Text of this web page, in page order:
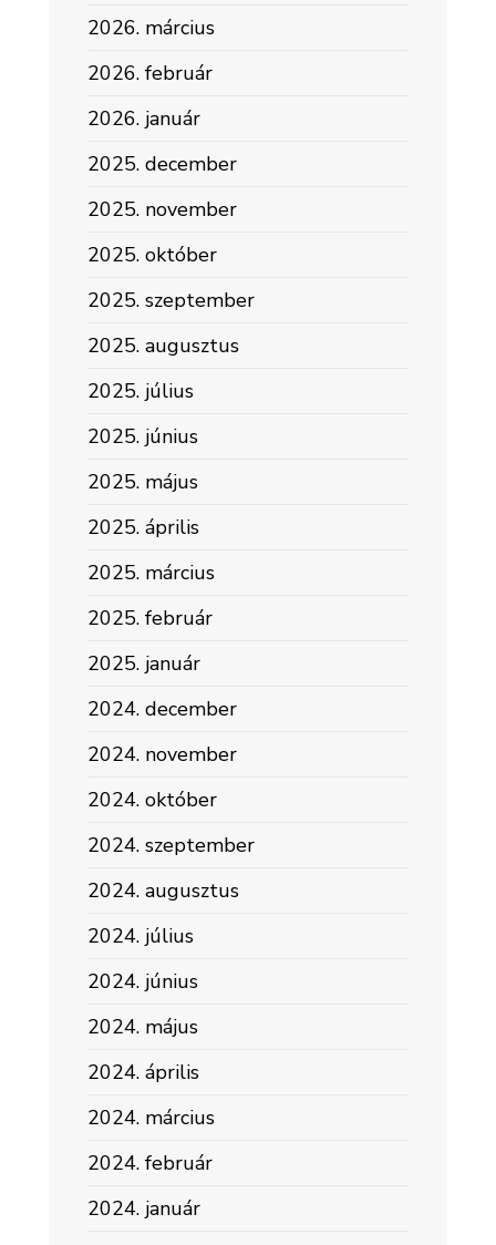
2026. március
2026. február
2026. január
2025. december
2025. november
2025. október
2025. szeptember
2025. augusztus
2025. július
2025. június
2025. május
2025. április
2025. március
2025. február
2025. január
2024. december
2024. november
2024. október
2024. szeptember
2024. augusztus
2024. július
2024. június
2024. május
2024. április
2024. március
2024. február
2024. január